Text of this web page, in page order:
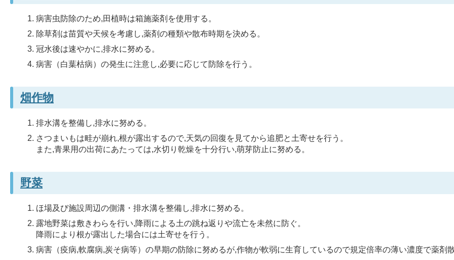
病害虫防除のため,田植時は箱施薬剤を使用する。
除草剤は苗質や天候を考慮し,薬剤の種類や散布時期を決める。
冠水後は速やかに,排水に努める。
病害（白葉枯病）の発生に注意し,必要に応じて防除を行う。
畑作物
排水溝を整備し,排水に努める。
さつまいもは畦が崩れ,根が露出するので,天気の回復を見てから追肥と土寄せを行う。
また,青果用の出荷にあたっては,水切り乾燥を十分行い,萌芽防止に努める。
野菜
ほ場及び施設周辺の側溝・排水溝を整備し,排水に努める。
露地野菜は敷きわらを行い,降雨による土の跳ね返りや流亡を未然に防ぐ。
降雨により根が露出した場合には土寄せを行う。
病害（疫病,軟腐病,炭そ病等）の早期の防除に努めるが,作物が軟弱に生育しているので規定倍率の薄い濃度で薬剤